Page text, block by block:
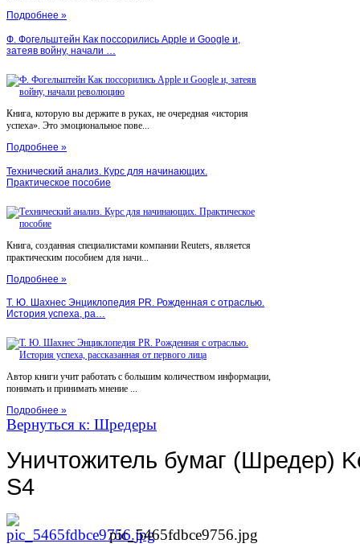
Подробнее »
Ф. Фогельштейн Как поссорились Apple и Google и,
затеяв войну, начали …
Книга, которую вы держите в руках, не очередная «история
успеха». Это эмоциональное пове...
Подробнее »
Технический анализ. Курс для начинающих.
Практическое пособие
Книга, созданная специалистами компании Reuters, является
практическим пособием для начи...
Подробнее »
Т. Ю. Шахнес Энциклопедия PR. Рожденная с отраслью.
История успеха, ра…
Автор книги учит работать с большим количеством информации,
понимать и принимать мнение ...
Подробнее »
Вернуться к: Шредеры
Уничтожитель бумаг (Шредер)
S4
pic_5465fdbce9756.jpg